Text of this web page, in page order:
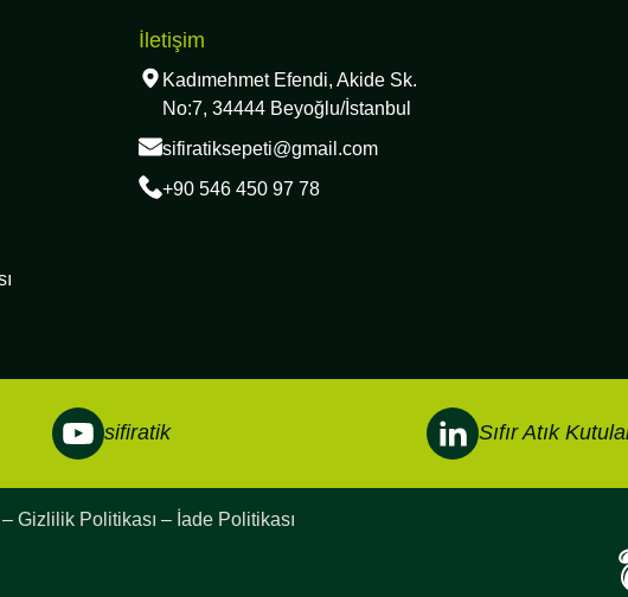
İletişim
Kadımehmet Efendi, Akide Sk.
No:7, 34444 Beyoğlu/İstanbul
sifiratiksepeti@gmail.com
+90 546 450 97 78
sifiratik Sıfır Atık
Gizlilik Politikası – İade Politikası